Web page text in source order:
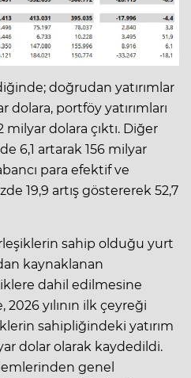
doğrudan yatırımlar
dolara, portföy yatırımları
milyar dolara çıktı. Diğer
6,1 artarak 156 milyar
para efektif ve
19,9 artış göstererek 52,7
sahip olduğu yurt
kaynaklanan
dahil edilmesine
yılının ilk çeyreği
sahipliğindeki yatırım
dolar olarak kaydedildi.
genel